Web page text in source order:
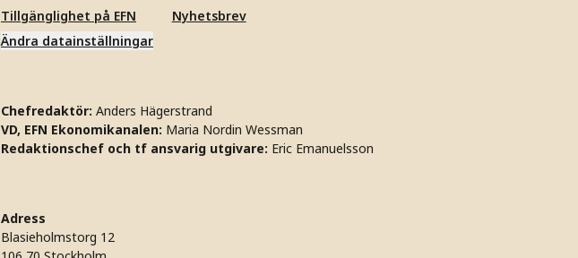
Tillgänglighet på EFN
Ändra datainställningar
Nyhetsbrev
Chefredaktör: Anders Hägerstrand
VD, EFN Ekonomikanalen: Maria Nordin Wessman
Redaktionschef och tf ansvarig utgivare: Eric Emanuelsson
Adress
Blasieholmstorg 12